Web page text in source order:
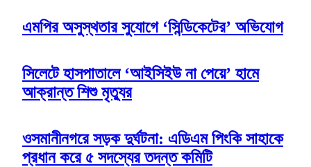
এমপির অসুস্থতার সুযোগে ‘সিন্ডিকেটের’ অভিযোগ
সিলেটে হাসপাতালে ‘আইসিইউ না পেয়ে’ হামে
আক্রান্ত শিশু মৃত্যুর
ওসমানীনগরে সড়ক দুর্ঘটনা: এডিএম পিংকি সাহাকে
প্রধান করে ৫ সদস্যের তদন্ত কমিটি